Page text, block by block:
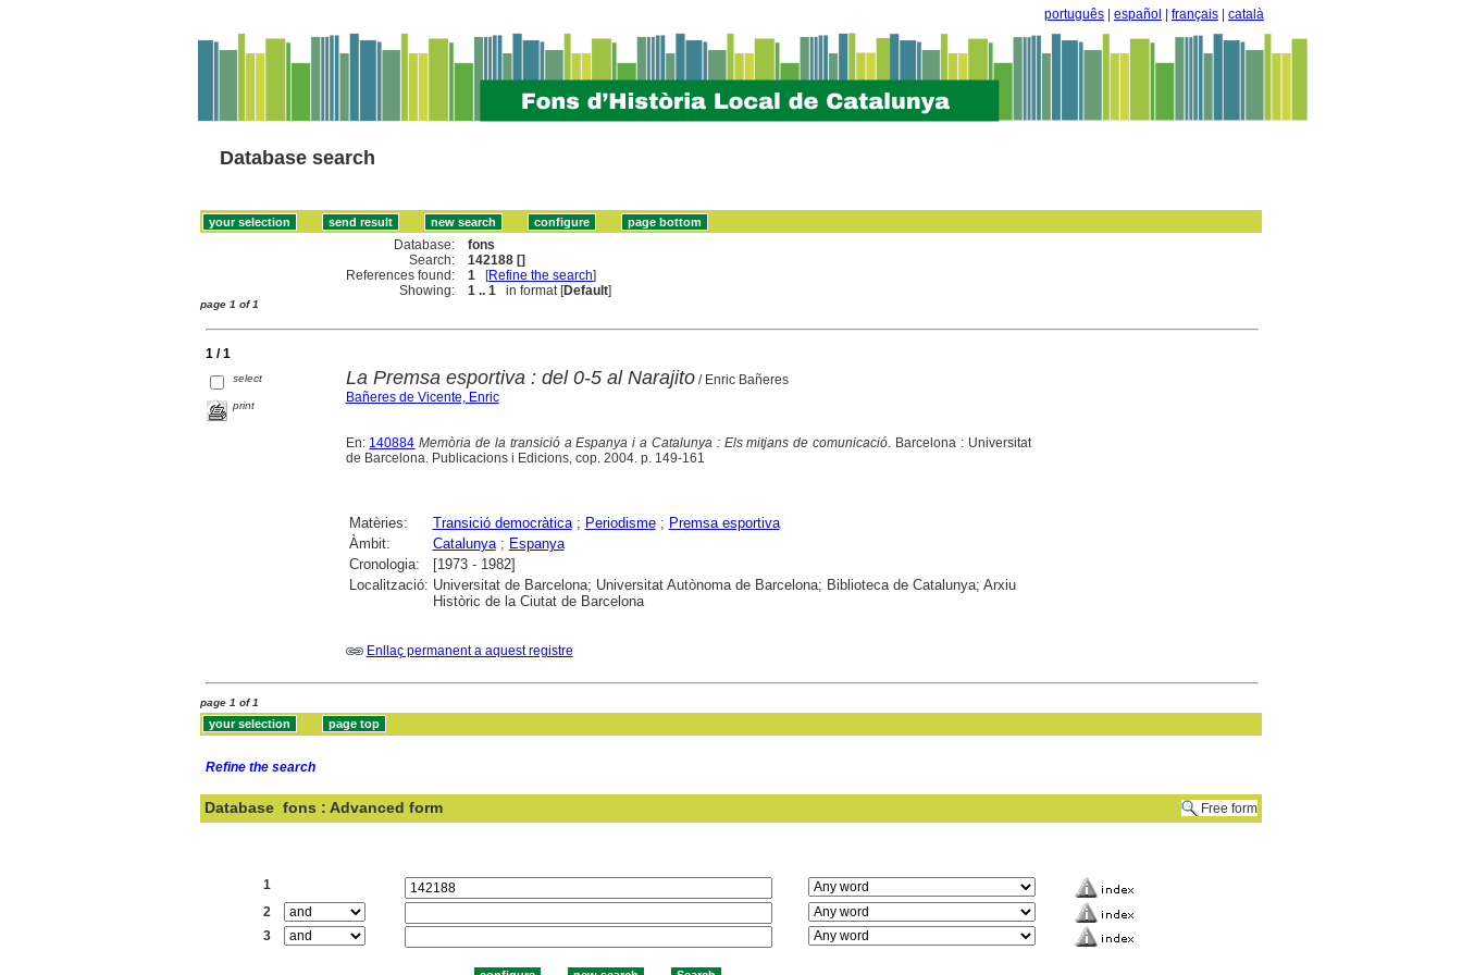
português español français català
Database search
Database:
fons
Search:
142188 []
References found:
1 [Refine the search]
Showing:
1 .. 1 in format [Default]
page 1 of 1
1 / 1
select
print
La Premsa esportiva : del 0-5 al Narajito/ Enric Bañeres
Bañeres de Vicente, Enric
En: 140884 Memòria de la transició a Espanya i a Catalunya : Els mitjans de comunicació. Barcelona : Universitat
de Barcelona. Publicacions i Edicions, cop. 2004. p. 149-161
Matèries: Transició democràtica; Periodisme; Premsa esportiva
Àmbit:
Catalunya; Espanya
Cronologia:
[1973 - 1982]
Localització: Universitat de Barcelona; Universitat Autònoma de Barcelona; Biblioteca de Catalunya; Arxiu
Històric de la Ciutat de Barcelona
Enllaç permanent a aquest registre
page 1 of 1
Refine the search
Database fons : Advanced form Free form
1
2
3